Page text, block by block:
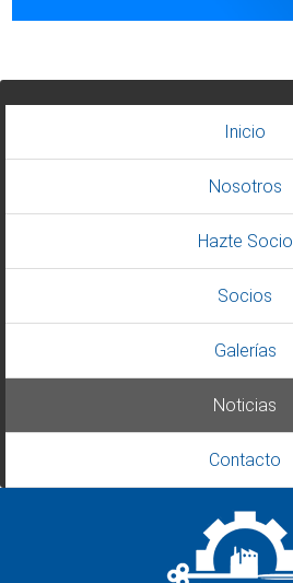
Inicio
Nosotros
Hazte Socio
Socios
Galerías
Noticias
Contacto